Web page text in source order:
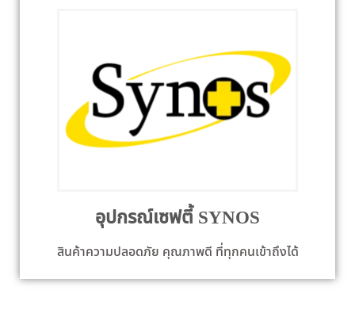
อุปกรณ์เซฟตี้ SYNOS
สินค้าความปลอดภัย คุณภาพดี ที่ทุกคนเข้าถึงได้